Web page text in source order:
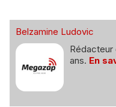
Belzamine Ludovic
Rédacteur
ans. En